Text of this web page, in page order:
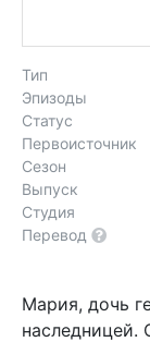
Тип
Эпизоды
Статус
Первоисточник
Сезон
Выпуск
Студия
Перевод
Мария, дочь
наследницей.